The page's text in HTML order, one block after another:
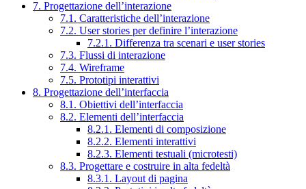
7. Progettazione dell’interazione
7.1. Caratteristiche dell’interazione
7.2. User stories per definire l’interazione
7.2.1. Differenza tra scenari e user stories
7.3. Flussi di interazione
7.4. Wireframe
7.5. Prototipi interattivi
8. Progettazione dell’interfaccia
8.1. Obiettivi dell’interfaccia
8.2. Elementi dell’interfaccia
8.2.1. Elementi di composizione
8.2.2. Elementi interattivi
8.2.3. Elementi testuali (microtesti)
8.3. Progettare e costruire in alta fedeltà
8.3.1. Layout di pagina